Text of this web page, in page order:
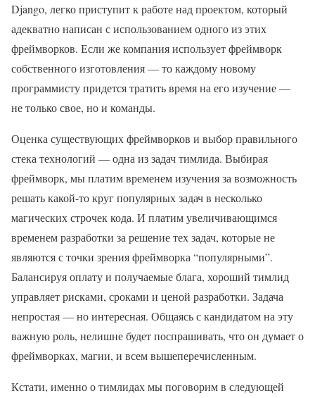
Django, легко приступит к работе над проектом, который
адекватно написан с использованием одного из этих
фреймворков. Если же компания использует фреймворк
собственного изготовления — то каждому новому
программисту придется тратить время на его изучение —
не только свое, но и команды.
Оценка существующих фреймворков и выбор правильного
стека технологий — одна из задач тимлида. Выбирая
фреймворк, мы платим временем изучения за возможность
решать какой-то круг популярных задач в несколько
магических строчек кода. И платим увеличивающимся
временем разработки за решение тех задач, которые не
являются с точки зрения фреймворка “популярными”.
Балансируя оплату и получаемые блага, хороший тимлид
управляет рисками, сроками и ценой разработки. Задача
непростая — но интересная. Общаясь с кандидатом на эту
важную роль, нелишне будет поспрашивать, что он думает о
фреймворках, магии, и всем вышеперечисленным.
Кстати, именно о тимлидах мы поговорим в следующей